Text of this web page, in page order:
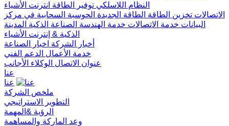
النظام اللاسلكي توفير الطاقة انترنت الأشياء
الاتصالات تخزين الطاقة الطاقة الجديدة الحوسبة السحابية في مركز
البيانات خدمة الاتصالات خدمة الهندسة الصناعة الذكية المدينة
الذكية & إنترنت الأشياء
أخبار الشركة اخبار الصناعة
خدمة الأعمال الدعم الفني
عنوان الاتصال الوكلاء الأجانب
عنا
عنا
ملخص الشركة
التطوير الاستراتيجي
الرؤية &المهمة
وعد الماركة والمساهمة